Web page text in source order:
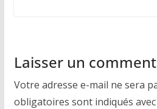
Laisser un
Votre adresse e-mail ne sera
obligatoires sont indiqués avec